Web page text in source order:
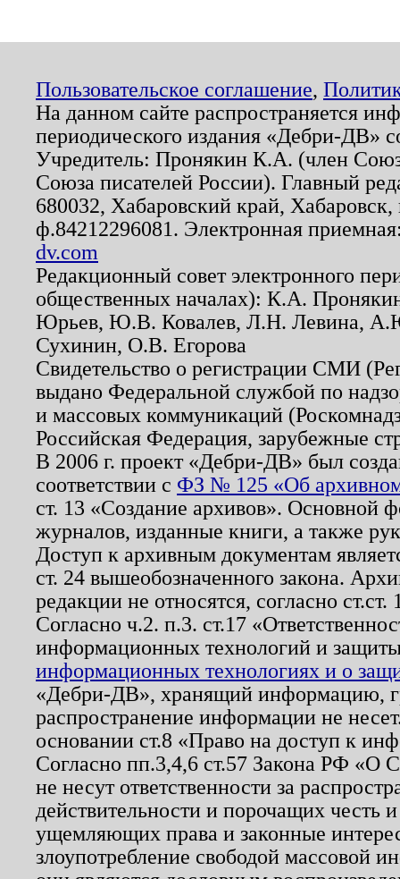
Пользовательское соглашение,
На данном сайте распространяется
периодического издания «Дебри-ДВ»
Учредитель: Пронякин К.А. (член
Союза писателей России). Главный
680032, Хабаровский край,
ф.84212296081. Электронная
dv.com
Редакционный совет электронного
общественных началах): К.А.
Юрьев, Ю.В. Ковалев, Л.Н. Левина,
Сухинин, О.В. Егорова
Свидетельство о регистрации СМИ
выдано Федеральной службой по
и массовых коммуникаций
Российская Федерация, зарубежные
В 2006 г. проект «Дебри-ДВ» был
соответствии с ФЗ № 125 «Об
ст. 13 «Создание архивов». Основной
журналов, изданные книги, а также
Доступ к архивным документам
ст. 24 вышеобозначенного закона.
редакции не относятся, согласно
Согласно ч.2. п.3. ст.17
информационных технологий и
информационных технологиях и о
«Дебри-ДВ», хранящий информацию,
распространение информации не
основании ст.8 «Право на доступ к
Согласно пп.3,4,6 ст.57 Закона РФ «О
не несут ответственности за
действительности и порочащих честь
ущемляющих права и законные
злоупотребление свободой массовой